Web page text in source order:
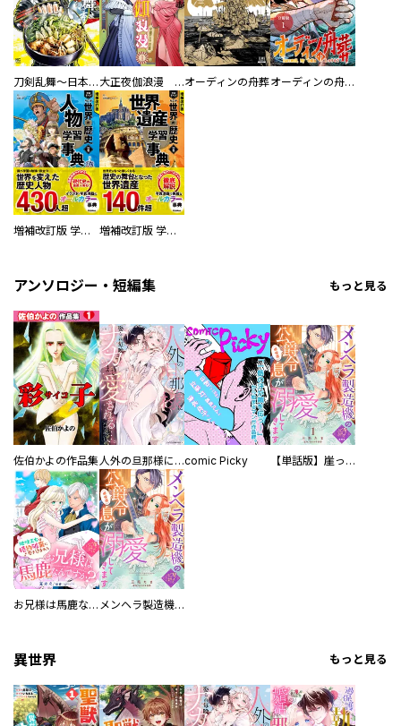
刀剣乱舞～日本号つれづれ酒～ 大正夜伽浪漫 －金曜日の花嫁—オーディンの舟葬 オーディンの舟葬 分冊版
増補改訂版 学研まんが NEW世界の歴史 別巻 人物学習事典 増補改訂版 学研まんが NEW世界の歴史 別巻 世界遺産学習事典
アンソロジー・短編集 もっと見る
佐伯かよの作品集 人外の旦那様に娶られ毎晩ナカまで愛される…。アンソロジーcomic Picky 【単話版】崖っぷち令嬢ですが、意地と策略で幸せになります！シリーズ
お兄様は馬鹿なんですか？～地味王女は婚約破棄に巻き込まれる～ メンヘラ製造機の公爵令息（過保護）が溺愛してきます
異世界 もっと見る